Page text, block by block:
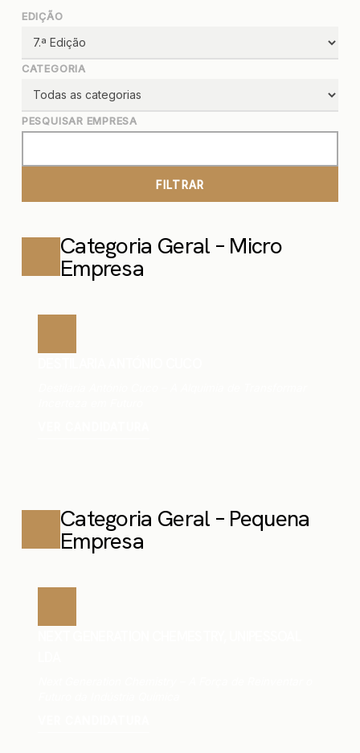
EDIÇÃO
CATEGORIA
PESQUISAR EMPRESA
FILTRAR
Categoria Geral – Micro
Empresa
Categoria Geral – Pequena
Empresa